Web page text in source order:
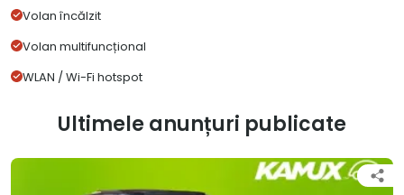
Volan încălzit
Volan multifuncțional
WLAN / Wi-Fi hotspot
Ultimele anunțuri publicate